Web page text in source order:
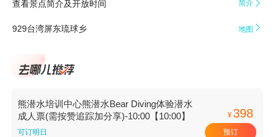
查看景点简介及开放时间 简介 
929台湾屏东琉球乡 地图 
熊潜水培训中心熊潜水Bear Diving体验潜水
成人票(需按赞追踪加分享)-10:00【10:00】
可订明日
¥398
预订